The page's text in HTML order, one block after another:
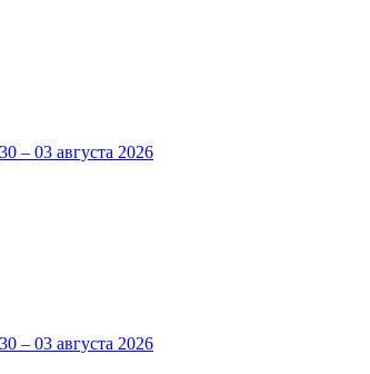
03 августа 2026
03 августа 2026